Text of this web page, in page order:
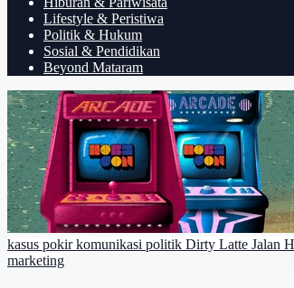
Lifestyle & Peristiwa
Politik & Hukum
Sosial & Pendidikan
Beyond Mataram
kasus pokirkomunikasi politik Dirty Latte Jalan
marketing